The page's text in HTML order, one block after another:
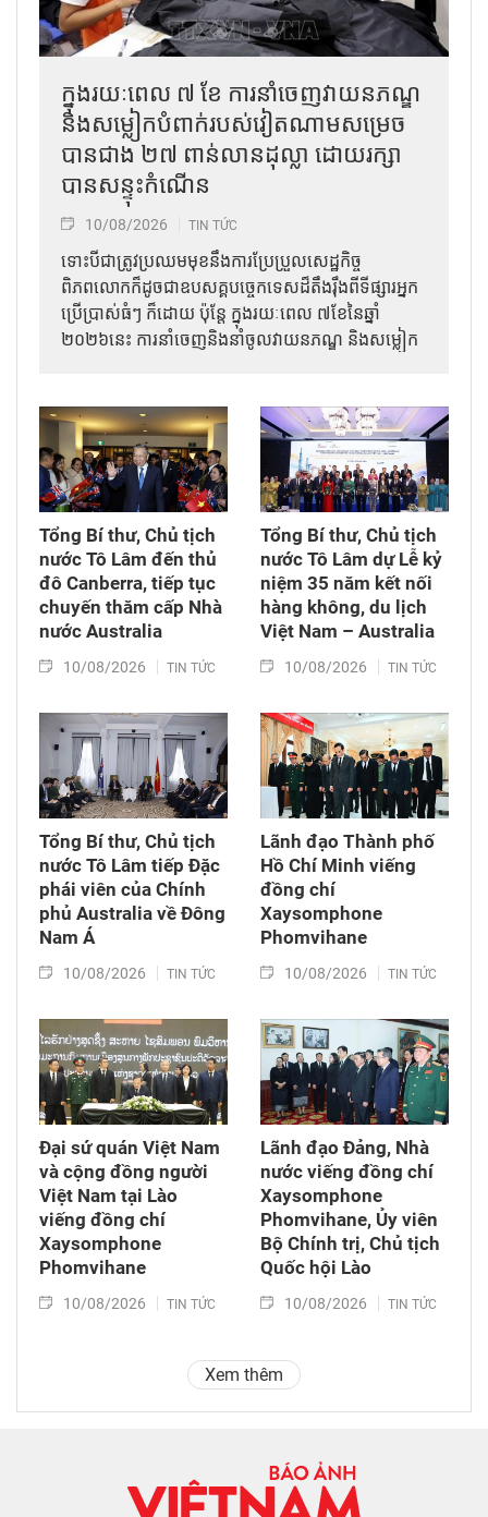
ក្នុងរយៈពេល ៧ ខែ ការនាំចេញវាយនភណ្ឌ
និងសម្លៀកបំពាក់របស់វៀតណាមសម្រេច
បានជាង ២៧ ពាន់លានដុល្លា ដោយរក្សា
បានសន្ទុះកំណើន
10/08/2026 TIN TỨC
ទោះបីជាត្រូវប្រឈមមុខនឹងការប្រែប្រួលសេដ្ឋកិច្ច
ពិភពលោកក៏ដូចជាឧបសគ្គបច្ចេកទេសដ៏តឹងរ៉ឹងពីទីផ្សារអ្នក
ប្រើប្រាស់ធំៗ ក៏ដោយ ប៉ុន្តែ ក្នុងរយៈពេល ៧ខែនៃឆ្នាំ
២០២៦នេះ ការនាំចេញនិងនាំចូលវាយនភណ្ឌ និងសម្លៀក
Tổng Bí thư, Chủ tịch
nước Tô Lâm đến thủ
đô Canberra, tiếp tục
chuyến thăm cấp Nhà
nước Australia
10/08/2026 TIN TỨC
Tổng Bí thư, Chủ tịch
nước Tô Lâm dự Lễ kỷ
niệm 35 năm kết nối
hàng không, du lịch
Việt Nam – Australia
10/08/2026 TIN TỨC
Tổng Bí thư, Chủ tịch
nước Tô Lâm tiếp Đặc
phái viên của Chính
phủ Australia về Đông
Nam Á
10/08/2026 TIN TỨC
Lãnh đạo Thành phố
Hồ Chí Minh viếng
đồng chí
Xaysomphone
Phomvihane
10/08/2026 TIN TỨC
Đại sứ quán Việt Nam
và cộng đồng người
Việt Nam tại Lào
viếng đồng chí
Xaysomphone
Phomvihane
10/08/2026 TIN TỨC
Lãnh đạo Đảng, Nhà
nước viếng đồng chí
Xaysomphone
Phomvihane, Ủy viên
Bộ Chính trị, Chủ tịch
Quốc hội Lào
10/08/2026 TIN TỨC
Xem thêm